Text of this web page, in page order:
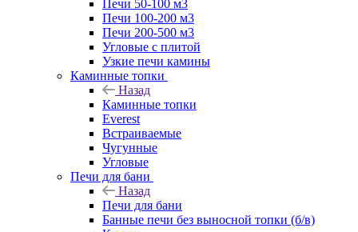
Печи 50-100 м3
Печи 100-200 м3
Печи 200-500 м3
Угловые с плитой
Узкие печи камины
Каминные топки
Назад
Каминные топки
Everest
Встраиваемые
Чугунные
Угловые
Печи для бани
Назад
Печи для бани
Банные печи без выносной топки (б/в)